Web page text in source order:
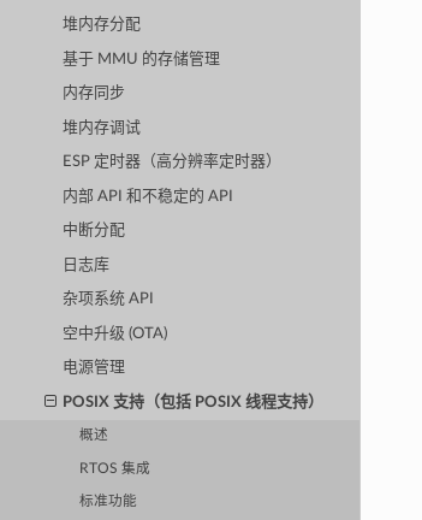
堆内存分配
基于 MMU 的存储管理
内存同步
堆内存调试
ESP 定时器（高分辨率定时器）
内部 API 和不稳定的 API
中断分配
日志库
杂项系统 API
空中升级 (OTA)
电源管理
POSIX 支持（包括 POSIX 线程支持）
概述
RTOS 集成
标准功能